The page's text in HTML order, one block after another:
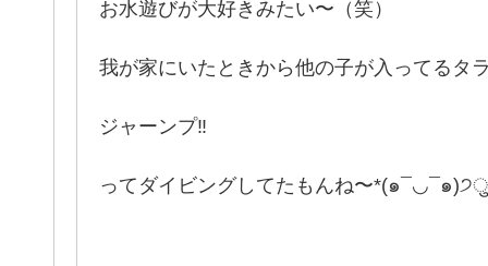
お水遊びが大好きみたい〜（笑）
我が家にいたときから他の子が入ってるタ
ジャーンプ‼️
ってダイビングしてたもんね〜*(๑¯◡¯๑